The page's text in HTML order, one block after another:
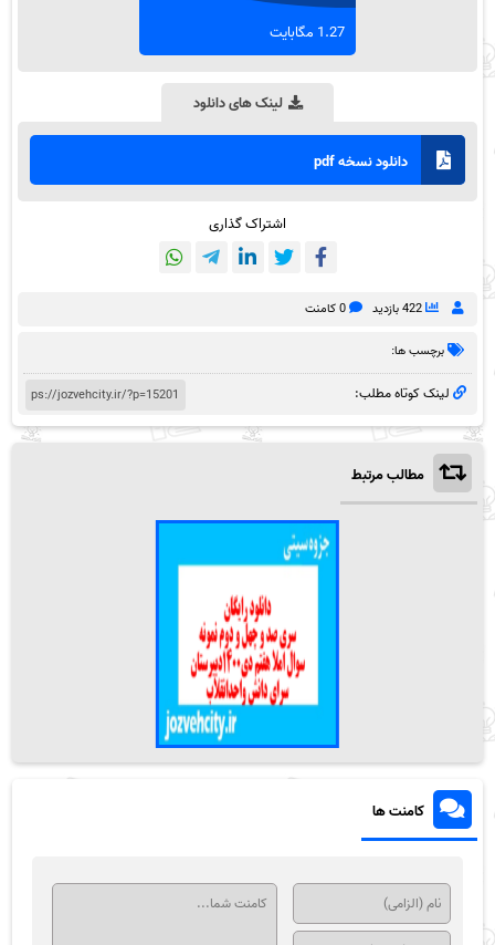
1.27 مگابایت
لینک های دانلود
دانلود نسخه pdf
اشتراک گذاری
422 بازدید 0 کامنت
برچسب ها:
لینک کوتاه مطلب:
مطالب مرتبط
کامنت ها